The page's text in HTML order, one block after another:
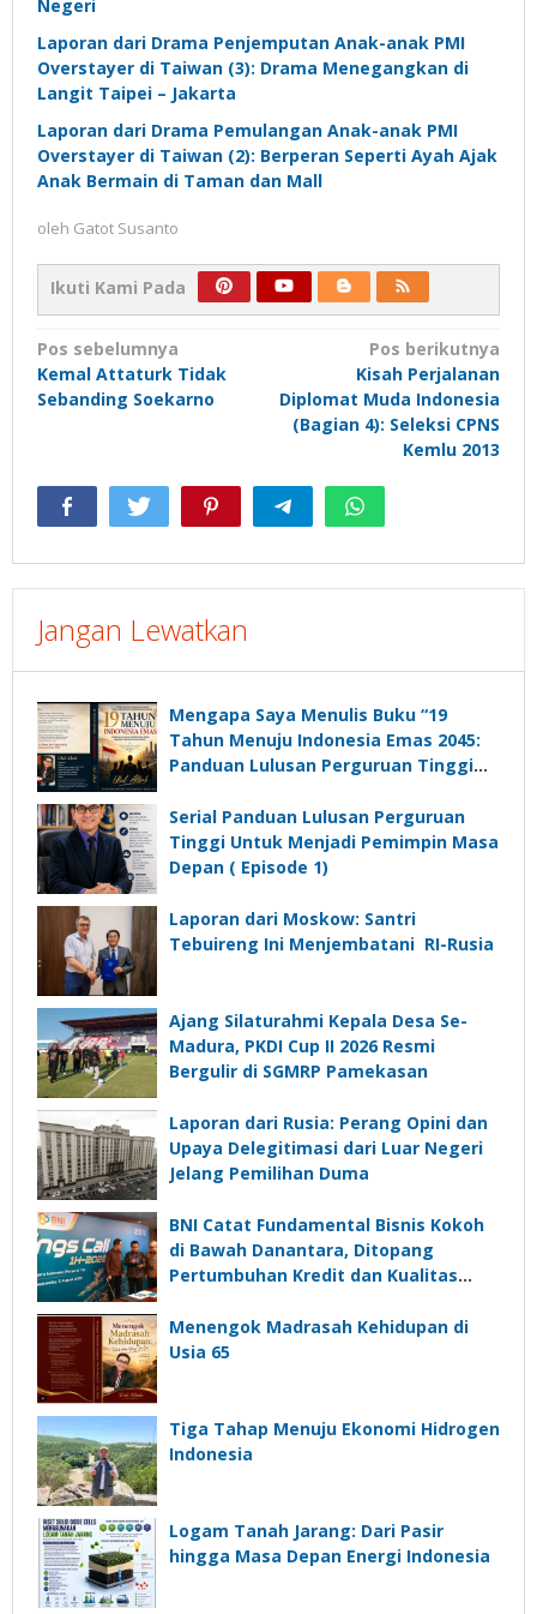
Negeri
Laporan dari Drama Penjemputan Anak-anak PMI
Overstayer di Taiwan (3): Drama Menegangkan di
Langit Taipei – Jakarta
Laporan dari Drama Pemulangan Anak-anak PMI
Overstayer di Taiwan (2): Berperan Seperti Ayah Ajak
Anak Bermain di Taman dan Mall
oleh Gatot Susanto
Ikuti Kami Pada
Navigasi
pos
Pos sebelumnya
Kemal Attaturk Tidak
Sebanding Soekarno
Pos berikutnya
Kisah Perjalanan
Diplomat Muda Indonesia
(Bagian 4): Seleksi CPNS
Kemlu 2013
Jangan Lewatkan
Mengapa Saya Menulis Buku “19
Tahun Menuju Indonesia Emas 2045:
Panduan Lulusan Perguruan Tinggi
Depan”?
Serial Panduan Lulusan Perguruan
Tinggi Untuk Menjadi Pemimpin Masa
Depan ( Episode 1)
Laporan dari Moskow: Santri
Tebuireng Ini Menjembatani RI-Rusia
Ajang Silaturahmi Kepala Desa Se-
Madura, PKDI Cup II 2026 Resmi
Bergulir di SGMRP Pamekasan
Laporan dari Rusia: Perang Opini dan
Upaya Delegitimasi dari Luar Negeri
Jelang Pemilihan Duma
BNI Catat Fundamental Bisnis Kokoh
di Bawah Danantara, Ditopang
Pertumbuhan Kredit dan Kualitas
Menengok Madrasah Kehidupan di
Usia 65
Tiga Tahap Menuju Ekonomi Hidrogen
Indonesia
Logam Tanah Jarang: Dari Pasir
hingga Masa Depan Energi Indonesia